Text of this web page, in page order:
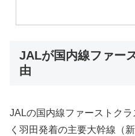
JALが国内線ファー
由
JALの国内線ファーストク
く羽田発着の主要大幹線（